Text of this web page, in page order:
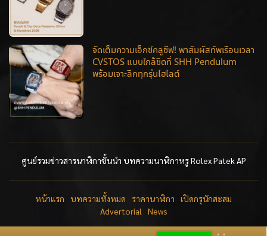
จัดเต็มความเอ็กซ์คลูซีฟ! พาสัมผัสทัพเรือนเวลา
CVSTOS แบบใกล้ชิดที่ SHH Pendulum
พร้อมเจาะลึกทุกรุ่นไฮไลต์
ศูนย์รวมข่าวสารนาฬิกาชั้นนำ บทความนาฬิกาหรู Rolex Patek AP
หน้าแรก บทความทั้งหมด ราคานาฬิกา
เปิดกรุนักสะสม
Advertorial
News